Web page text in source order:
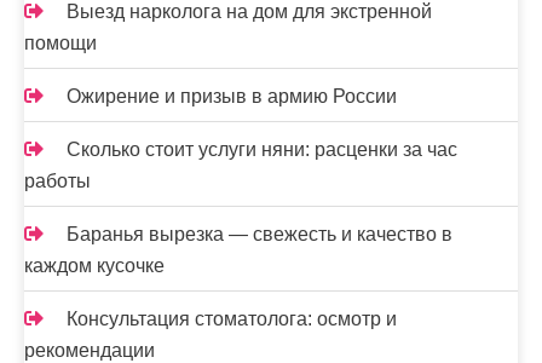
Выезд нарколога на дом для экстренной
помощи
Ожирение и призыв в армию России
Сколько стоит услуги няни: расценки за час
работы
Баранья вырезка — свежесть и качество в
каждом кусочке
Консультация стоматолога: осмотр и
рекомендации